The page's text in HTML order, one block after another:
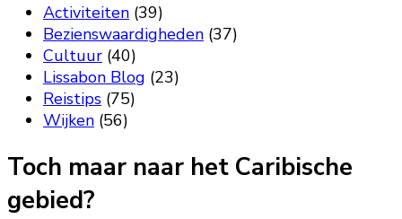
Activiteiten (39)
Bezienswaardigheden (37)
Cultuur (40)
Lissabon Blog (23)
Reistips (75)
Wijken (56)
Toch maar naar het Caribische
gebied?